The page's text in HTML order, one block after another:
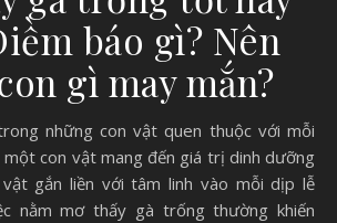
báo gì? Nên
gì may mắn?
một con vật mang đến giá trị dinh dưỡng
gắn liền với tâm linh vào mỗi dịp lễ
nằm mơ thấy gà trống thường khiến